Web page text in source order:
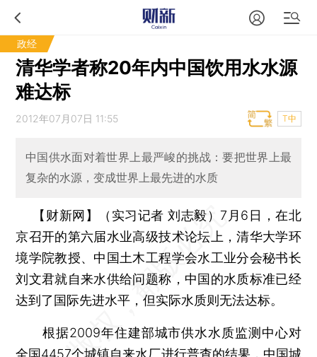
政经
清华学者称20年内中国饮用水水源
难达标
2012年07月07日 11:55 T中
中国供水面对着世界上最严峻的挑战：要把世界上最
复杂的水源，变成世界上最先进的水质
【财新网】（实习记者 刘志毅） 7月6日，在北
京召开的第六届水业高级技术论坛上，清华大学环
境学院教授、中国土木工程学会水工业分会秘书长
刘文君就自来水供给问题称，中国的水质标准已经
达到了国际先进水平，但实际水质则无法达标。
根据2009年住建部城市供水水质监测中心对
全国4457个城镇自来水厂进行普查的结果，中国城